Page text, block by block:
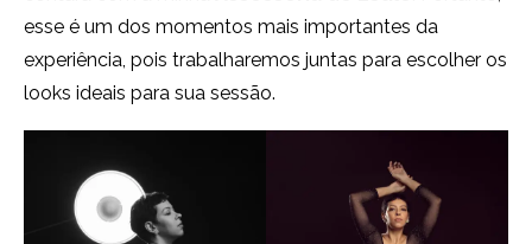
esse é um dos momentos mais importantes da
experiência, pois trabalharemos juntas para escolher os
looks ideais para sua sessão.